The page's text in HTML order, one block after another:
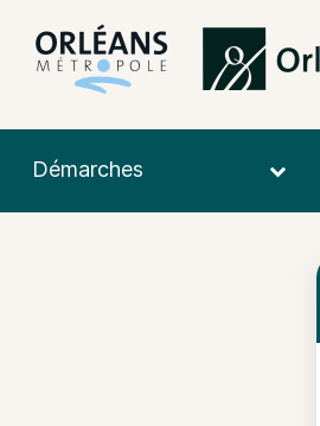
Démarches